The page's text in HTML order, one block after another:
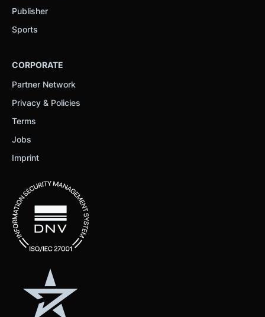
Publisher
Sports
CORPORATE
Partner Network
Privacy & Policies
Terms
Jobs
Imprint